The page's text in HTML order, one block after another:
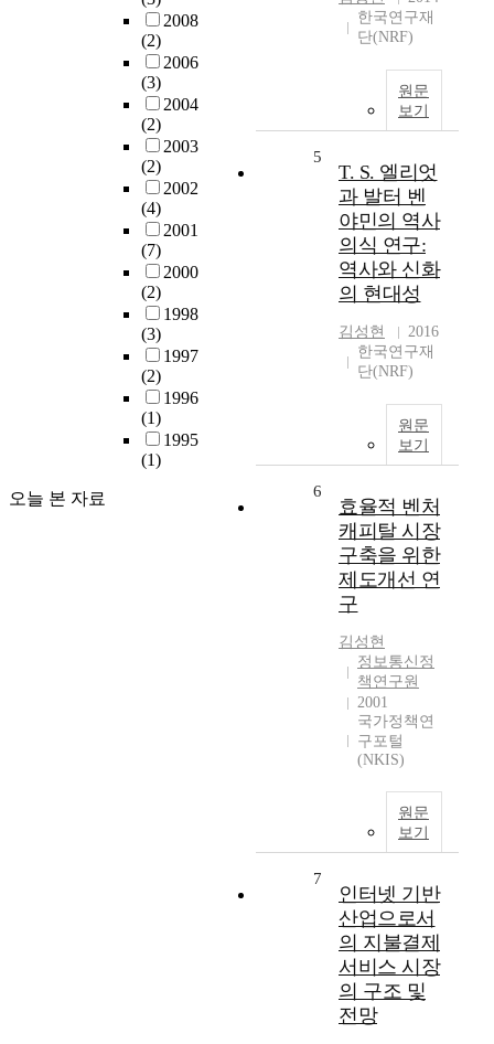
2008
(2)
2006
(3)
2004
(2)
2003
(2)
2002
(4)
2001
(7)
2000
(2)
1998
(3)
1997
(2)
1996
(1)
1995
(1)
오늘 본 자료
한국연구재
단(NRF)
원문
보기
5
T. S. 엘리엇
과 발터 벤
야민의 역사
의식 연구:
역사와 신화
의 현대성
김성현
2016
한국연구재
단(NRF)
원문
보기
6
효율적 벤처
캐피탈 시장
구축을 위한
제도개선 연
구
김성현
정보통신정
책연구원
2001
국가정책연
구포털
(NKIS)
원문
보기
7
인터넷 기반
산업으로서
의 지불결제
서비스 시장
의 구조 및
전망